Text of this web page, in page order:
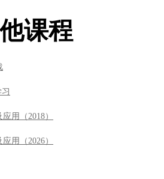
课程
用（2018）
用（2026）